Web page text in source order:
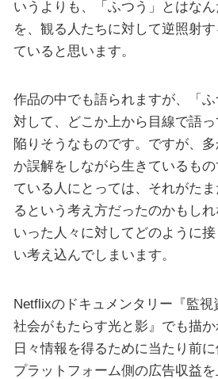
いうよりも、「ふつう」とはな
を、観る人たちに対して逆照射
ていると思います。
作品の中でも語られますが、「
対して、どこか上から目線で語
陥りそうなものです。ですが、
か誤解をしながら生きているも
ている人にとっては、それがた
るという考え方だったのかもし
いった人々に対してどのように
い考え込んでしまいます。
Netflixのドキュメンタリー『監
社会がもたらす光と影』でも描か
日々情報を得るために当たり前に
プラットフォーム側の広告収益